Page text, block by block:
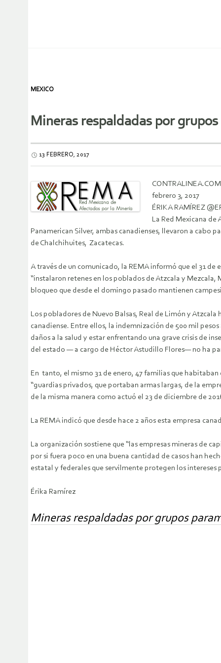
MEXICO
Mineras respaldadas por
13 FEBRERO, 2017
febrero 3, 2017
ÉRIKA RAMÍREZ
La Red Mexicana de
Panamerican Silver, ambas canadienses, llevaron a cabo
de Chalchihuites, Zacatecas.
A través de un comunicado, la REMA informó que el 31
“instalaron retenes en los poblados de Atzcala y Mezcala,
bloqueo que desde el domingo pasado mantienen
Los pobladores de Nuevo Balsas, Real de Limón y
canadiense. Entre ellos, la indemnización de 500 mil
daños a la salud y estar enfrentando una grave crisis de
del estado — a cargo de Héctor Astudillo Flores— no ha
En tanto, el mismo 31 de enero, 47 familias que
“guardias privados, que portaban armas largas, de la
de la misma manera como actuó el 23 de diciembre de
La REMA indicó que desde hace 2 años esta empresa
La organización sostiene que “las empresas mineras de
por si fuera poco en una buena cantidad de casos han
estatal y federales que servilmente protegen los intereses
Érika Ramírez
Mineras respaldadas por grupos